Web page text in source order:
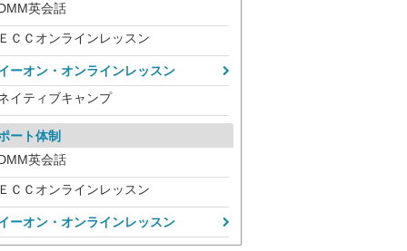
英会話
ＥＣＣオンラインレッスン
ーオン・オンラインレッスン
イティブキャンプ
ート体制
英会話
ＥＣＣオンラインレッスン
ーオン・オンラインレッスン